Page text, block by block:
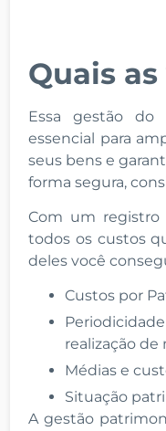
Quais
Essa gestão
essencial para
seus bens e
forma segura,
Com um
todos os custos
deles você
Custos por
realização
Médias e
Situação
A gestão